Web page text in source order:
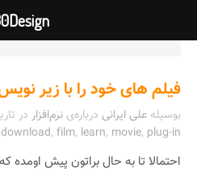
فیلم های خود را با زیر
بوسیله علی ایرانی درباره‌ی نرم‌افزار در
download, film, learn, movie, plug-in
احتمالا تا به حال براتون پیش اومده